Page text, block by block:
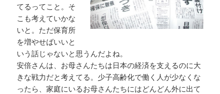
てるってこと。そ
こも考えていかな
いと。ただ保育所
を増やせばいいと
いう話じゃないと思うんだよね。
安倍さんは、お母さんたちは日本の経済を支えるのに大
きな戦力だと考えてる。少子高齢化で働く人が少なくな
ったら、家庭にいるお母さんたちにはどんどん外に出て